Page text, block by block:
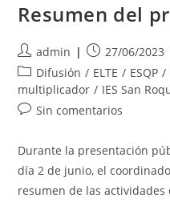
Resumen del
Autor
de
la
entrada:
admin
Publicación
de
la
27/06/2023
Categoría
de
la
Difusión / ELTE / ESQP /
multiplicador / IES San
Comentarios
la
entrada:
Sin comentarios
Durante la presentación
día 2 de junio, el
resumen de las